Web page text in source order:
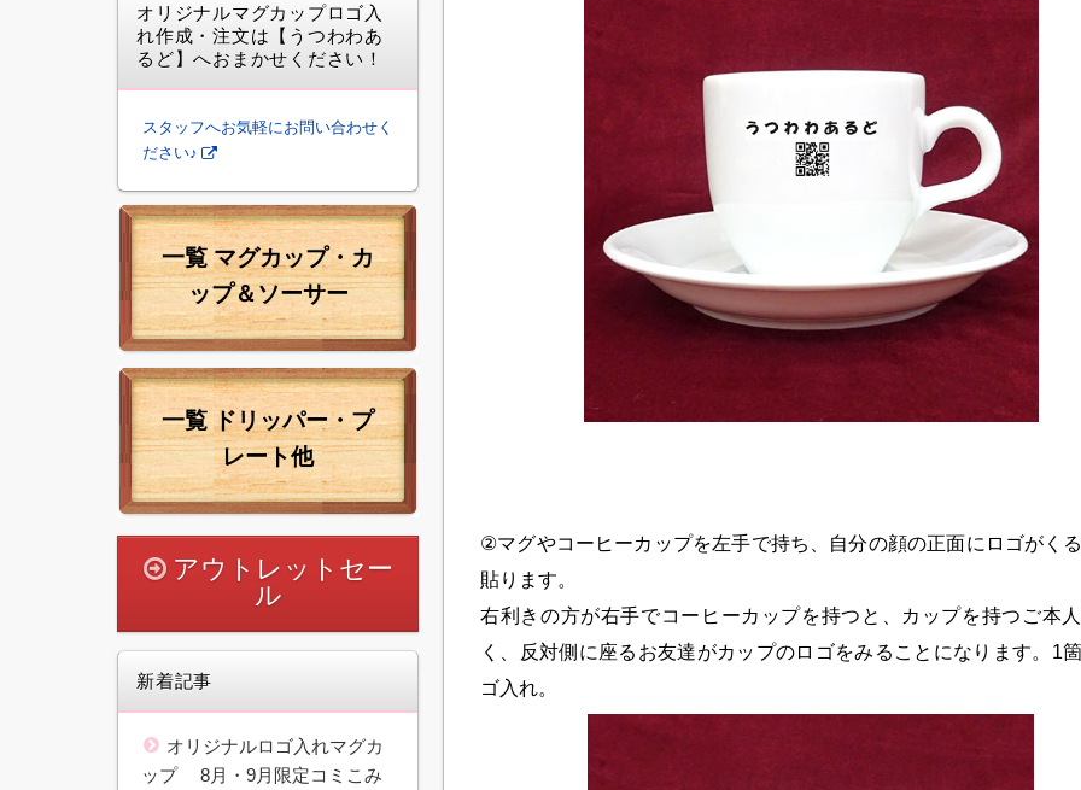
②マグやコーヒーカップを左手で持ち、自分の顔の正面にロゴがく
貼ります。
右利きの方が右手でコーヒーカップを持つと、カップを持つご本
く、反対側に座るお友達がカップのロゴをみることになります。 1
ゴ入れ。
オリジナルマグカップロゴ入
れ作成・注文は【うつわわあ
るど】へおまかせください！
スタッフへお気軽にお問い合わせく
ださい♪
一覧 マグカップ・カ
ップ＆ソーサー
一覧 ドリッパー・プ
レート他
アウトレットセー
ル
新着記事
オリジナルロゴ入れマグカ
ップ 8月・9月限定コミこみ